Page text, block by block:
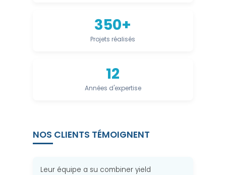
350+
Projets réalisés
12
Années d'expertise
NOS CLIENTS TÉMOIGNENT
Leur équipe a su combiner yield